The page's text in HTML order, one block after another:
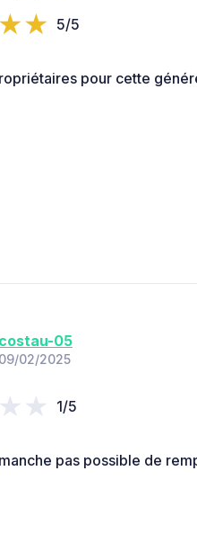
5/5
pour cette
costau-05
09/02/2025
1/5
pas possible de